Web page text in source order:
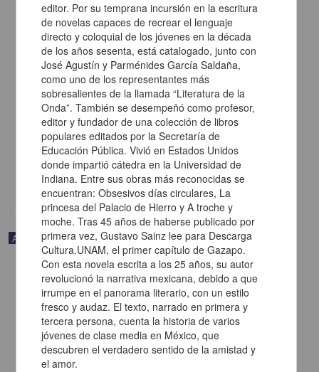
En voz de Xavier Velasco
Velasco, Xavier - Coordinación de Difusión Cultural, UNAM
2023-05-11
Artes y Humanidades
Audio
editor. Por su temprana incursión en la escritura
de novelas capaces de recrear el lenguaje
directo y coloquial de los jóvenes en la década
de los años sesenta, está catalogado, junto con
José Agustín y Parménides García Saldaña,
como uno de los representantes más
sobresalientes de la llamada “Literatura de la
Onda”. También se desempeñó como profesor,
editor y fundador de una colección de libros
populares editados por la Secretaría de
Educación Pública. Vivió en Estados Unidos
donde impartió cátedra en la Universidad de
Indiana. Entre sus obras más reconocidas se
encuentran: Obsesivos días circulares, La
princesa del Palacio de Hierro y A troche y
moche. Tras 45 años de haberse publicado por
primera vez, Gustavo Sainz lee para Descarga
Cultura.UNAM, el primer capítulo de Gazapo.
Con esta novela escrita a los 25 años, su autor
revolucionó la narrativa mexicana, debido a que
irrumpe en el panorama literario, con un estilo
fresco y audaz. El texto, narrado en primera y
tercera persona, cuenta la historia de varios
jóvenes de clase media en México, que
descubren el verdadero sentido de la amistad y
el amor.